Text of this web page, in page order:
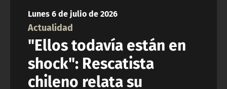
Lunes 6 de julio de 2026
Actualidad
"Ellos todavía están en
shock": Rescatista
chileno relata su